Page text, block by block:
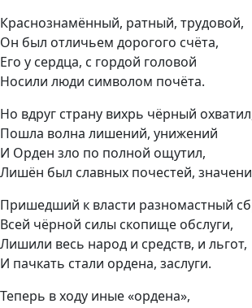
Краснознамённый, ратный, трудовой,
Он был отличьем дорогого счёта,
Его у сердца, с гордой головой
Носили люди символом почёта.
Но вдруг страну вихрь чёрный
Пошла волна лишений, унижений
И Орден зло по полной ощутил,
Лишён был славных почестей,
Пришедший к власти разномастный
Всей чёрной силы скопище обслуги,
Лишили весь народ и средств, и льгот,
И пачкать стали ордена, заслуги.
Теперь в ходу иные «ордена»,